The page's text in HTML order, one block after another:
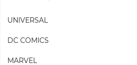
UNIVERSAL
DC COMICS
MARVEL